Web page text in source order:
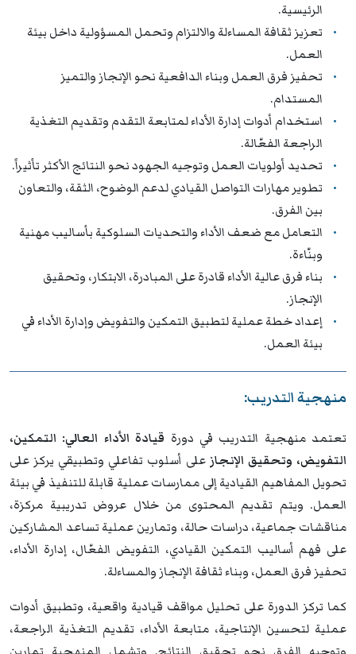
الرئيسية.
تعزيز ثقافة المساءلة والالتزام وتحمل المسؤولية داخل بيئة
العمل.
تحفيز فرق العمل وبناء الدافعية نحو الإنجاز والتميز
المستدام.
استخدام أدوات إدارة الأداء لمتابعة التقدم وتقديم التغذية
الراجعة الفعّالة.
تحديد أولويات العمل وتوجيه الجهود نحو النتائج الأكثر تأثيراً.
تطوير مهارات التواصل القيادي لدعم الوضوح، الثقة، والتعاون
بين الفرق.
التعامل مع ضعف الأداء والتحديات السلوكية بأساليب مهنية
وبنّاءة.
بناء فرق عالية الأداء قادرة على المبادرة، الابتكار، وتحقيق
الإنجاز.
إعداد خطة عملية لتطبيق التمكين والتفويض وإدارة الأداء في
بيئة العمل.
منهجية التدريب:
تعتمد منهجية التدريب في دورة قيادة الأداء العالي: التمكين،
التفويض، وتحقيق الإنجاز على أسلوب تفاعلي وتطبيقي يركز على
تحويل المفاهيم القيادية إلى ممارسات عملية قابلة للتنفيذ في بيئة
العمل. ويتم تقديم المحتوى من خلال عروض تدريبية مركزة،
مناقشات جماعية، دراسات حالة، وتمارين عملية تساعد المشاركين
على فهم أساليب التمكين القيادي، التفويض الفعّال، إدارة الأداء،
تحفيز فرق العمل، وبناء ثقافة الإنجاز والمساءلة.
كما تركز الدورة على تحليل مواقف قيادية واقعية، وتطبيق أدوات
عملية لتحسين الإنتاجية، متابعة الأداء، تقديم التغذية الراجعة،